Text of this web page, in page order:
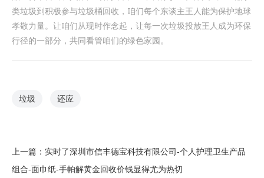
类垃圾到积极参与垃圾桶回收，咱们每个东谈主王人能为保护地球
孝敬力量。让咱们从现时作念起，让每一次垃圾投放王人成为环保
行径的一部分，共同看管咱们的绿色家园。
垃圾 还应
上一篇： 实时了深圳市信丰德宝科技有限公司-个人护理卫生产品
组合-面巾纸-手帕解黄金回收价钱显得尤为热切